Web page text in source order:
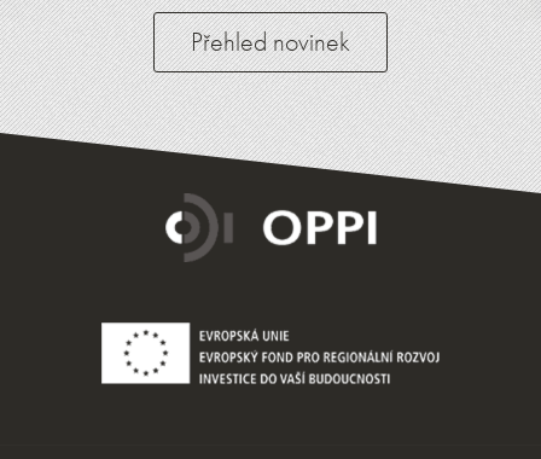
Přehled novinek